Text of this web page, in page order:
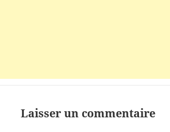
Laisser un commentaire